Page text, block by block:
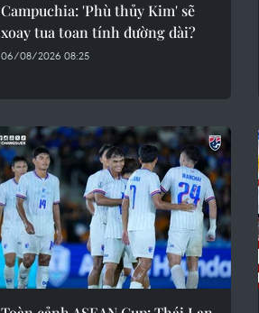
Campuchia: 'Phù thủy Kim' sẽ
xoay tua toan tính đường dài?
06/08/2026 08:25